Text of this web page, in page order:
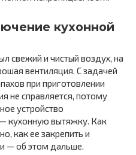
кухонной
свежий и чистый воздух, на
вентиляция. С задачей
при приготовлении
не справляется, потому
устройство
кухонную вытяжку. Как
как ее закрепить и
— об этом дальше.